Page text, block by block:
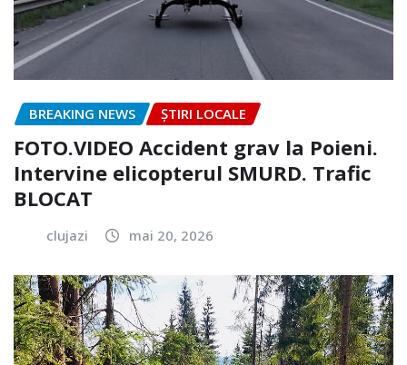
BREAKING NEWS ȘTIRI LOCALE
FOTO.VIDEO Accident grav la Poieni.
Intervine elicopterul SMURD. Trafic
BLOCAT
clujazi mai 20, 2026